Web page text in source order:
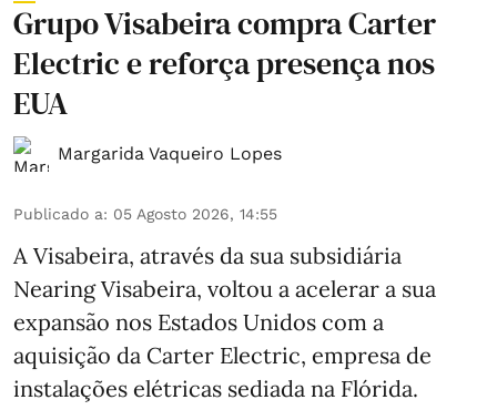
Grupo Visabeira compra Carter
Electric e reforça presença nos
EUA
Margarida Vaqueiro Lopes
Publicado a: 05 Agosto 2026, 14:55
A Visabeira, através da sua subsidiária
Nearing Visabeira, voltou a acelerar a sua
expansão nos Estados Unidos com a
aquisição da Carter Electric, empresa de
instalações elétricas sediada na Flórida.